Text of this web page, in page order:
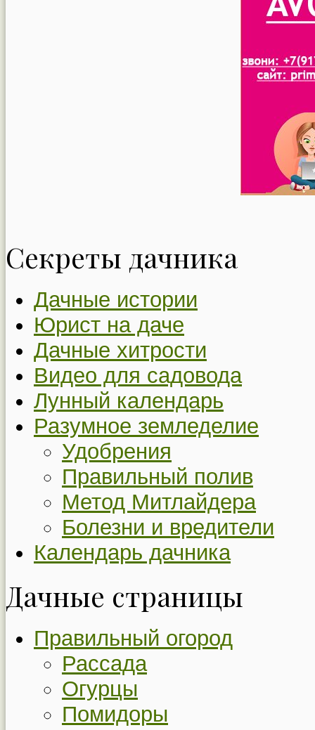
Секреты дачника
Дачные истории
Юрист на даче
Дачные хитрости
Видео для садовода
Лунный календарь
Разумное земледелие
Удобрения
Правильный полив
Метод Митлайдера
Болезни и вредители
Календарь дачника
Дачные страницы
Правильный огород
Рассада
Огурцы
Помидоры